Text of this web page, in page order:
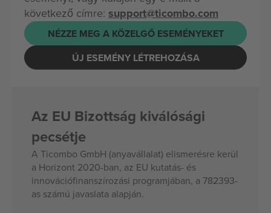
következő címre: support@ticombo.com
NÉZZE MEG A KÖZELGŐ ESEMÉNYEKET
ÚJ ESEMÉNY LÉTREHOZÁSA
Az EU Bizottság kiválósági
pecsétje
A Ticombo GmbH (anyavállalat) elismerésre kerül
a Horizont 2020-ban, az EU kutatás- és
innovációfinanszírozási programjában, a 782393-
as számú javaslata alapján.